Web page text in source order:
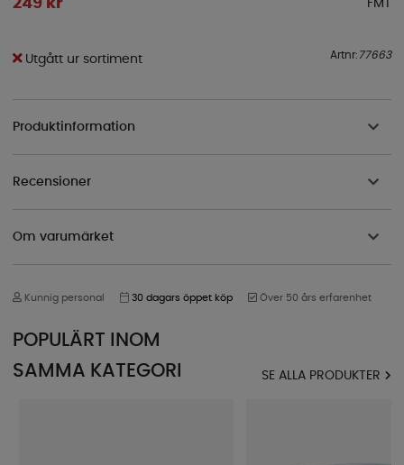
249 kr FMT
Utgått ur sortiment Artnr: 77663
Produktinformation
Recensioner
Om varumärket
Kunnig personal 30 dagars öppet köp Över 50 års erfarenhet
POPULÄRT INOM
SAMMA KATEGORI
SE ALLA PRODUKTER